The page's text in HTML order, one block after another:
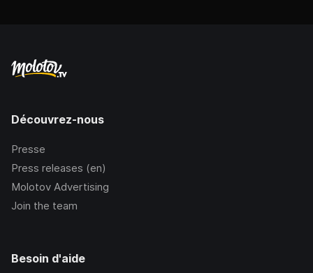
Découvrez-nous
Presse
Press releases (en)
Molotov Advertising
Join the team
Besoin d'aide